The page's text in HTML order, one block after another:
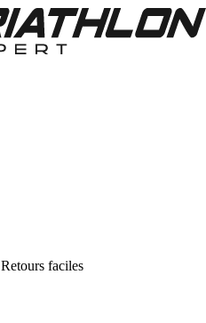
Retours faciles